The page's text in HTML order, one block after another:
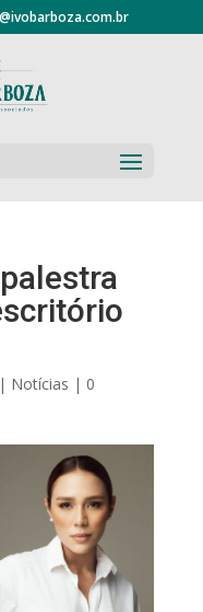
| Notícias | 0